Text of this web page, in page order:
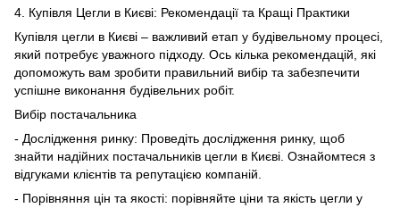
4. Купівля Цегли в Києві: Рекомендації та Кращі Практики
Купівля цегли в Києві – важливий етап у будівельному процесі,
який потребує уважного підходу. Ось кілька рекомендацій, які
допоможуть вам зробити правильний вибір та забезпечити
успішне виконання будівельних робіт.
Вибір постачальника
- Дослідження ринку: Проведіть дослідження ринку, щоб
знайти надійних постачальників цегли в Києві. Ознайомтеся з
відгуками клієнтів та репутацією компаній.
- Порівняння цін та якості: порівняйте ціни та якість цегли у